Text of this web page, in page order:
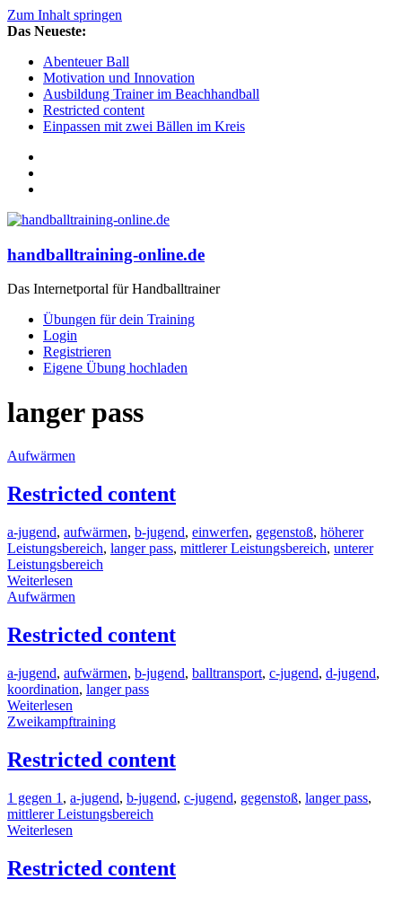
Zum Inhalt springen
Das Neueste:
Abenteuer Ball
Motivation und Innovation
Ausbildung Trainer im Beachhandball
Restricted content
Einpassen mit zwei Bällen im Kreis
handballtraining-online.de
Das Internetportal für Handballtrainer
Übungen für dein Training
Login
Registrieren
Eigene Übung hochladen
langer pass
Aufwärmen
Restricted content
a-jugend, aufwärmen, b-jugend, einwerfen, gegenstoß, höherer
Leistungsbereich, langer pass, mittlerer Leistungsbereich, unterer
Leistungsbereich
Weiterlesen
Aufwärmen
Restricted content
a-jugend, aufwärmen, b-jugend, balltransport, c-jugend, d-jugend,
koordination, langer pass
Weiterlesen
Zweikampftraining
Restricted content
1 gegen 1 , a-jugend, b-jugend, c-jugend, gegenstoß, langer pass,
mittlerer Leistungsbereich
Weiterlesen
Restricted content